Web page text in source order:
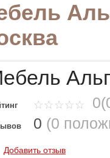
0 (0
Добавить отзыв